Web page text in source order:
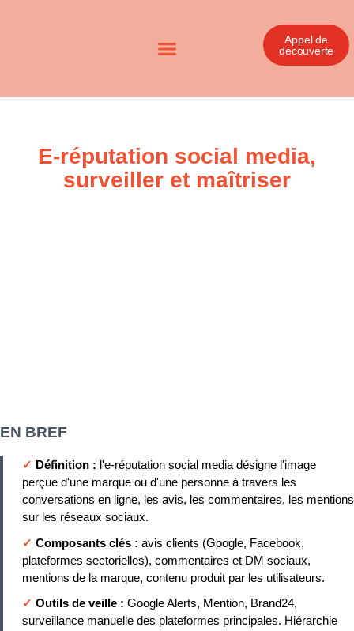
Appel de
découverte
E-réputation social media,
surveiller et maîtriser
EN BREF
✓ Définition : l'e-réputation social media désigne l'image
perçue d'une marque ou d'une personne à travers les
conversations en ligne, les avis, les commentaires, les mentions
sur les réseaux sociaux.
✓ Composants clés : avis clients (Google, Facebook,
plateformes sectorielles), commentaires et DM sociaux,
mentions de la marque, contenu produit par les utilisateurs.
✓ Outils de veille : Google Alerts, Mention, Brand24,
surveillance manuelle des plateformes principales. Hiérarchie